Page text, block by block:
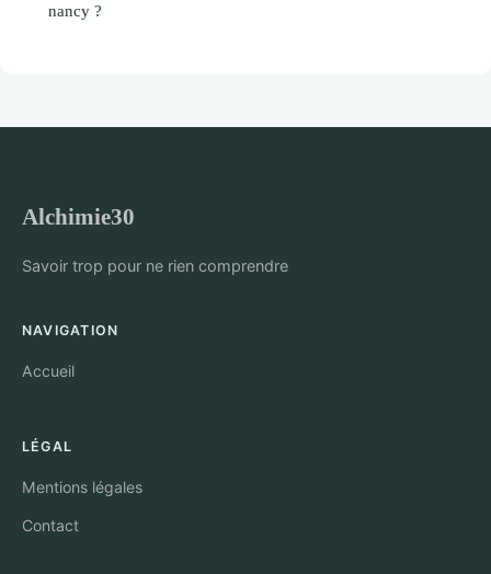
nancy ?
Alchimie30
Savoir trop pour ne rien comprendre
NAVIGATION
Accueil
LÉGAL
Mentions légales
Contact